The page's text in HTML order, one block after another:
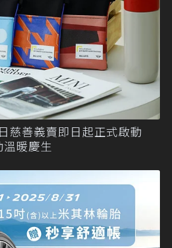
慈善義賣即日起正式啟動
暖慶生